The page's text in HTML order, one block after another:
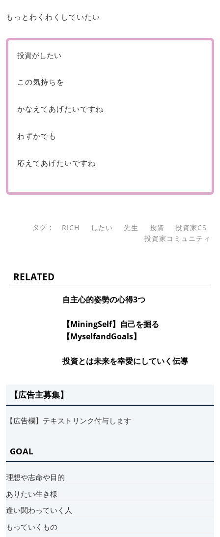
もっとわくわくしていたい
投資がしたい
この気持ちを
かなえてあげたいですね
わずかでも
応えてあげたいですね
タグ： RICH したい 先生 投資
投資家CS
投資家コミュニティ
RELATED
自主心的姿勢の心得3つ
【MiningSelf】自己を掘る
【MyselfandGoals】
投資とは未来を幸愛にしていく伝導
【広告主募集】
【広告欄】テキストリンク付与します
GOAL
理想や志命や目的
ありたい生き様
逢い関わっていく人
もっていくもの